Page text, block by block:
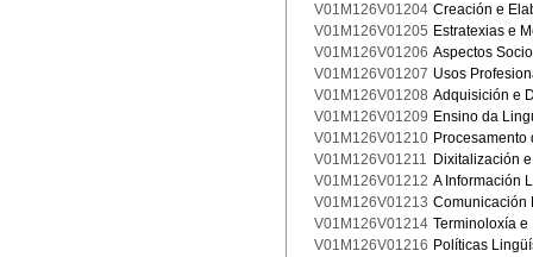
V01M126V01204 Creación e
V01M126V01205 Estratexias e
V01M126V01206 Aspectos
V01M126V01207 Usos
V01M126V01208 Adquisición e
V01M126V01209 Ensino da
V01M126V01210 Procesamento
V01M126V01211 Dixitalización
V01M126V01212 A Información
V01M126V01213 Comunicación
V01M126V01214 Terminoloxía
V01M126V01216 Políticas